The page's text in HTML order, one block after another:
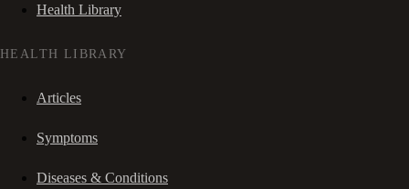
Health Library
HEALTH LIBRARY
Articles
Symptoms
Diseases & Conditions